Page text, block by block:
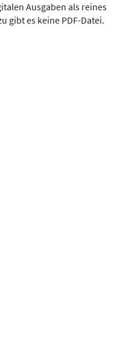
Ausgaben als reines
gibt es keine PDF-Datei.